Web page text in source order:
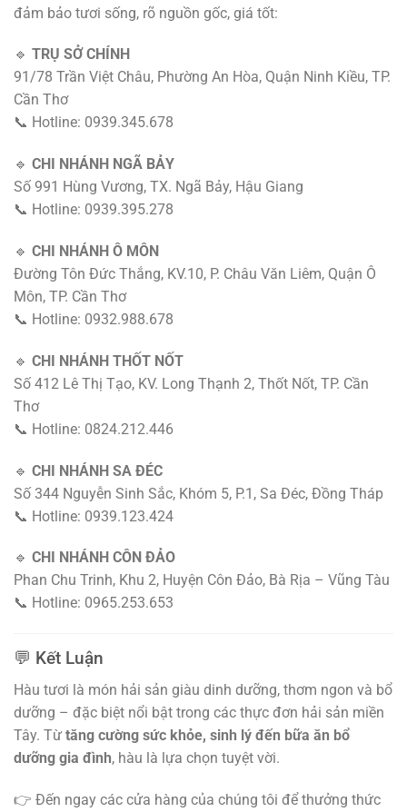
đảm bảo tươi sống, rõ nguồn gốc, giá tốt:
🔹 TRỤ SỞ CHÍNH
91/78 Trần Việt Châu, Phường An Hòa, Quận Ninh Kiều, TP.
Cần Thơ
📞 Hotline: 0939.345.678
🔹 CHI NHÁNH NGÃ BẢY
Số 991 Hùng Vương, TX. Ngã Bảy, Hậu Giang
📞 Hotline: 0939.395.278
🔹 CHI NHÁNH Ô MÔN
Đường Tôn Đức Thắng, KV.10, P. Châu Văn Liêm, Quận Ô
Môn, TP. Cần Thơ
📞 Hotline: 0932.988.678
🔹 CHI NHÁNH THỐT NỐT
Số 412 Lê Thị Tạo, KV. Long Thạnh 2, Thốt Nốt, TP. Cần
Thơ
📞 Hotline: 0824.212.446
🔹 CHI NHÁNH SA ĐÉC
Số 344 Nguyễn Sinh Sắc, Khóm 5, P.1, Sa Đéc, Đồng Tháp
📞 Hotline: 0939.123.424
🔹 CHI NHÁNH CÔN ĐẢO
Phan Chu Trinh, Khu 2, Huyện Côn Đảo, Bà Rịa – Vũng Tàu
📞 Hotline: 0965.253.653
💬 Kết Luận
Hàu tươi là món hải sản giàu dinh dưỡng, thơm ngon và bổ
dưỡng – đặc biệt nổi bật trong các thực đơn hải sản miền
Tây. Từ tăng cường sức khỏe, sinh lý đến bữa ăn bổ
dưỡng gia đình, hàu là lựa chọn tuyệt vời.
👉 Đến ngay các cửa hàng của chúng tôi để thưởng thức